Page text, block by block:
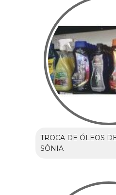
TROCA DE ÓLEOS
SÔNIA